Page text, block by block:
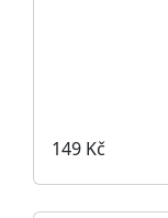
149 Kč